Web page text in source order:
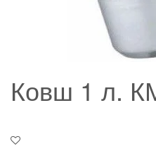
Ковш 1 л.